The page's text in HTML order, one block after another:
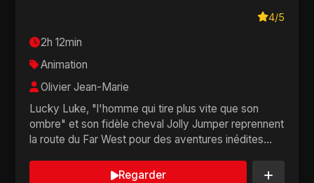
4/5
2h 12min
Animation
Olivier Jean-Marie
Lucky Luke, "l'homme qui tire plus vite que son
ombre" et son fidèle cheval Jolly Jumper reprennent
la route du Far West pour des aventures inédites...
Regarder